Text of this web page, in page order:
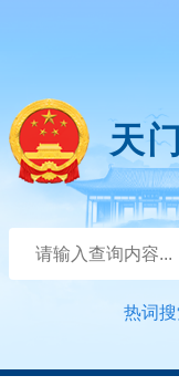
天
热词搜